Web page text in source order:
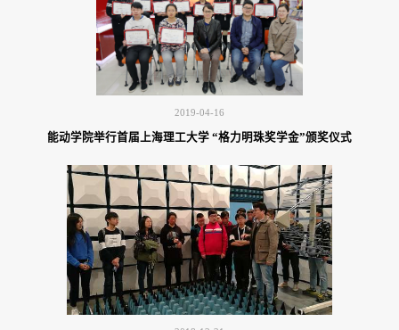
2019-04-16
能动学院举行首届上海理工大学 “格力明珠奖学金”颁奖仪式